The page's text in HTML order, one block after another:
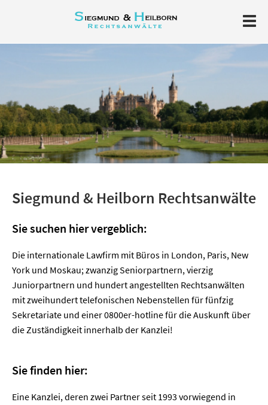
Siegmund & Heilborn Rechtsanwälte
Sie suchen hier vergeblich:
Die internationale Lawfirm mit Büros in London, Paris, New
York und Moskau; zwanzig Seniorpartnern, vierzig
Juniorpartnern und hundert angestellten Rechtsanwälten
mit zweihundert telefonischen Nebenstellen für fünfzig
Sekretariate und einer 0800er-hotline für die Auskunft über
die Zuständigkeit innerhalb der Kanzlei!
Sie finden hier:
Eine Kanzlei, deren zwei Partner seit 1993 vorwiegend in